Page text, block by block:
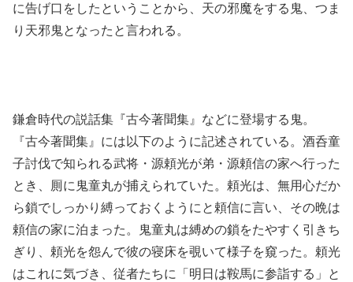
に告げ口をしたということから、天の邪魔をする鬼、つま
り天邪鬼となったと言われる。
鎌倉時代の説話集『古今著聞集』などに登場する鬼。
『古今著聞集』には以下のように記述されている。酒呑童
子討伐で知られる武将・源頼光が弟・源頼信の家へ行った
とき、厠に鬼童丸が捕えられていた。頼光は、無用心だか
ら鎖でしっかり縛っておくようにと頼信に言い、その晩は
頼信の家に泊まった。鬼童丸は縛めの鎖をたやすく引きち
ぎり、頼光を怨んで彼の寝床を覗いて様子を窺った。頼光
はこれに気づき、従者たちに「明日は鞍馬に参詣する」と